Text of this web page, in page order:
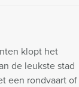
klopt het
de leukste stad
een rondvaart of